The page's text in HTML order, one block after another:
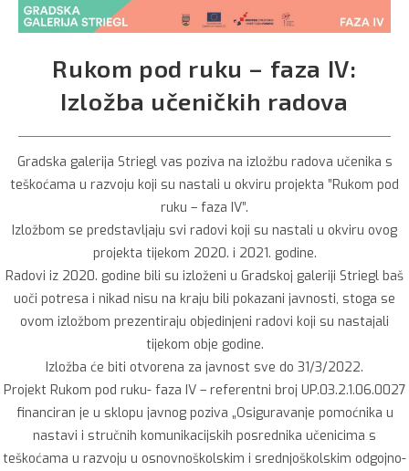
Rukom pod ruku – faza IV:
Izložba učeničkih radova
Gradska galerija Striegl vas poziva na izložbu radova učenika s
teškoćama u razvoju koji su nastali u okviru projekta ”Rukom pod
ruku – faza IV”.
Izložbom se predstavljaju svi radovi koji su nastali u okviru ovog
projekta tijekom 2020. i 2021. godine.
Radovi iz 2020. godine bili su izloženi u Gradskoj galeriji Striegl baš
uoči potresa i nikad nisu na kraju bili pokazani javnosti, stoga se
ovom izložbom prezentiraju objedinjeni radovi koji su nastajali
tijekom obje godine.
Izložba će biti otvorena za javnost sve do 31/3/2022.
Projekt Rukom pod ruku- faza IV – referentni broj UP.03.2.1.06.0027
financiran je u sklopu javnog poziva „Osiguravanje pomoćnika u
nastavi i stručnih komunikacijskih posrednika učenicima s
teškoćama u razvoju u osnovnoškolskim i srednjoškolskim odgojno-